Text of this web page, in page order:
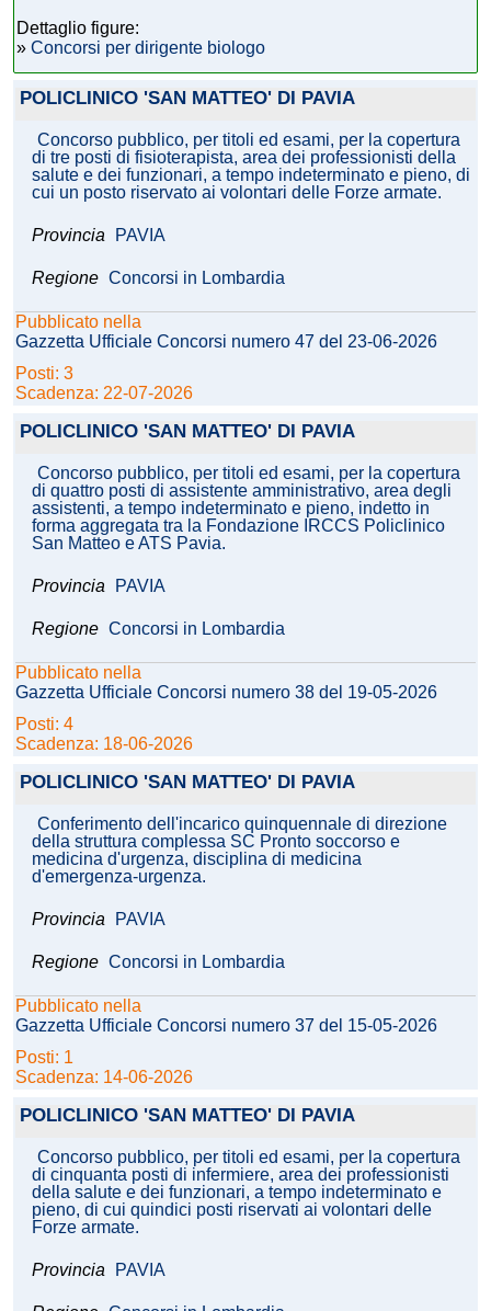
Dettaglio figure:
» Concorsi per dirigente biologo
POLICLINICO 'SAN MATTEO' DI PAVIA
Concorso pubblico, per titoli ed esami, per la copertura
di tre posti di fisioterapista, area dei professionisti della
salute e dei funzionari, a tempo indeterminato e pieno, di
cui un posto riservato ai volontari delle Forze armate.
Provincia PAVIA
Regione Concorsi in Lombardia
Pubblicato nella
Gazzetta Ufficiale Concorsi numero 47 del 23-06-2026
Posti: 3
Scadenza: 22-07-2026
POLICLINICO 'SAN MATTEO' DI PAVIA
Concorso pubblico, per titoli ed esami, per la copertura
di quattro posti di assistente amministrativo, area degli
assistenti, a tempo indeterminato e pieno, indetto in
forma aggregata tra la Fondazione IRCCS Policlinico
San Matteo e ATS Pavia.
Provincia PAVIA
Regione Concorsi in Lombardia
Pubblicato nella
Gazzetta Ufficiale Concorsi numero 38 del 19-05-2026
Posti: 4
Scadenza: 18-06-2026
POLICLINICO 'SAN MATTEO' DI PAVIA
Conferimento dell'incarico quinquennale di direzione
della struttura complessa SC Pronto soccorso e
medicina d'urgenza, disciplina di medicina
d'emergenza-urgenza.
Provincia PAVIA
Regione Concorsi in Lombardia
Pubblicato nella
Gazzetta Ufficiale Concorsi numero 37 del 15-05-2026
Posti: 1
Scadenza: 14-06-2026
POLICLINICO 'SAN MATTEO' DI PAVIA
Concorso pubblico, per titoli ed esami, per la copertura
di cinquanta posti di infermiere, area dei professionisti
della salute e dei funzionari, a tempo indeterminato e
pieno, di cui quindici posti riservati ai volontari delle
Forze armate.
Provincia PAVIA